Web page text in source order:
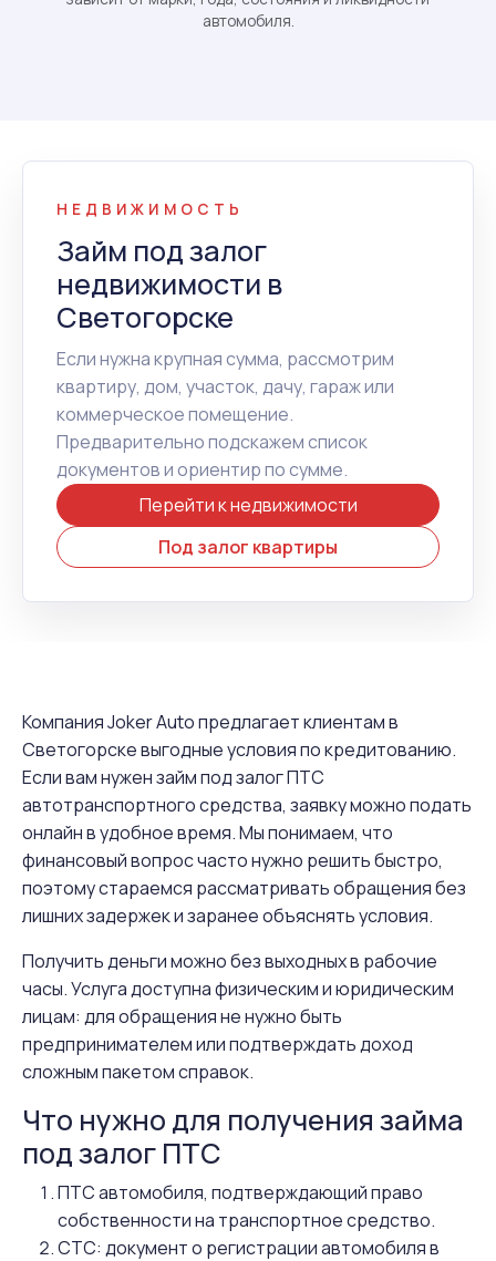
автомобиля.
НЕДВИЖИМОСТЬ
Займ под залог
недвижимости в
Светогорске
Если нужна крупная сумма, рассмотрим
квартиру, дом, участок, дачу, гараж или
коммерческое помещение.
Предварительно подскажем список
документов и ориентир по сумме.
Перейти к недвижимости
Под залог квартиры
Компания Joker Auto предлагает клиентам в
Светогорске выгодные условия по кредитованию.
Если вам нужен займ под залог ПТС
автотранспортного средства, заявку можно подать
онлайн в удобное время. Мы понимаем, что
финансовый вопрос часто нужно решить быстро,
поэтому стараемся рассматривать обращения без
лишних задержек и заранее объяснять условия.
Получить деньги можно без выходных в рабочие
часы. Услуга доступна физическим и юридическим
лицам: для обращения не нужно быть
предпринимателем или подтверждать доход
сложным пакетом справок.
Что нужно для получения займа
под залог ПТС
ПТС автомобиля, подтверждающий право
собственности на транспортное средство.
СТС: документ о регистрации автомобиля в